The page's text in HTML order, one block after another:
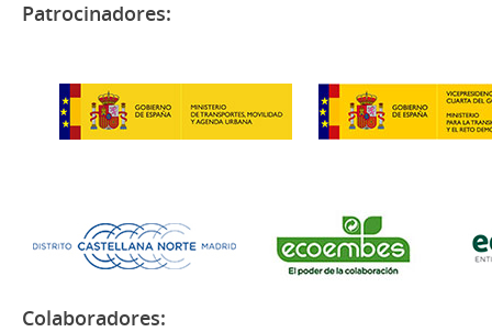
Patrocinadores:
Colaboradores: